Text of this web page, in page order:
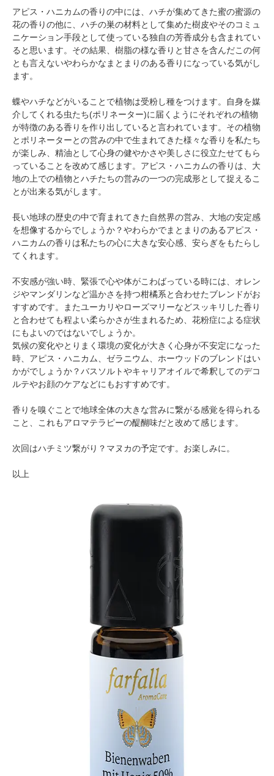
アピス・ハニカムの香りの中には、ハチが集めてきた蜜の蜜源の
花の香りの他に、ハチの巣の材料として集めた樹皮やそのコミュ
ニケーション手段として使っている独自の芳香成分も含まれてい
ると思います。その結果、樹脂の様な香りと甘さを含んだこの何
とも言えないやわらかなまとまりのある香りになっている気がし
ます。
蝶やハチなどがいることで植物は受粉し種をつけます。自身を媒
介してくれる虫たち(ポリネーター)に届くようにそれぞれの植物
が特徴のある香りを作り出していると言われています。その植物
とポリネーターとの営みの中で生まれてきた様々な香りを私たち
が楽しみ、精油として心身の健やかさや美しさに役立たせてもら
っていることを改めて感じます。アピス・ハニカムの香りは、大
地の上での植物とハチたちの営みの一つの完成形として捉えるこ
とが出来る気がします。
長い地球の歴史の中で育まれてきた自然界の営み、大地の安定感
を想像するからでしょうか？やわらかでまとまりのあるアピス・
ハニカムの香りは私たちの心に大きな安心感、安らぎをもたらし
てくれます。
不安感が強い時、緊張で心や体がこわばっている時には、オレン
ジやマンダリンなど温かさを持つ柑橘系と合わせたブレンドがお
すすめです。またユーカリやローズマリーなどスッキリした香り
と合わせても程よい柔らかさが生まれるため、花粉症による症状
にもよいのではないでしょうか。
気候の変化やとりまく環境の変化が大きく心身が不安定になった
時、アピス・ハニカム、ゼラニウム、ホーウッドのブレンドはい
かがでしょうか？バスソルトやキャリアオイルで希釈してのデコ
ルテやお顔のケアなどにもおすすめです。
香りを嗅ぐことで地球全体の大きな営みに繋がる感覚を得られる
こと、これもアロマテラピーの醍醐味だと改めて感じます。
次回はハチミツ繋がり？マヌカの予定です。お楽しみに。
以上